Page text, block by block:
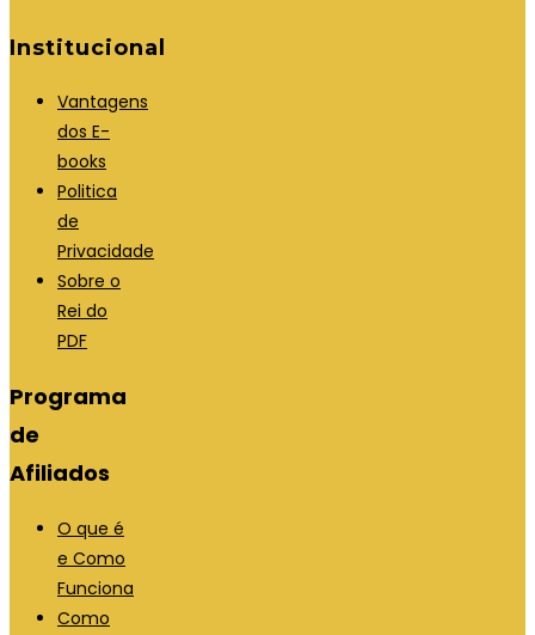
Institucional
Vantagens
dos E-
books
Politica
de
Privacidade
Sobre o
Rei do
PDF
Programa
de
Afiliados
O que é
e Como
Funciona
Como